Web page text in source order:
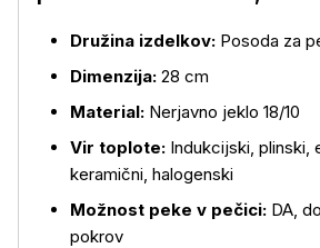
Družina izdelkov: Posoda za
Dimenzija: 28 cm
Material: Nerjavno jeklo 18/10
Vir toplote: Indukcijski, plinski,
keramični, halogenski
Možnost peke v pečici: DA,
pokrov